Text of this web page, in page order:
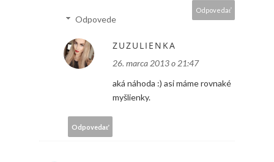
Odpovedať
Odpovede
ZUZULIENKA
26. marca 2013 o 21:47
aká náhoda :) asi máme rovnaké
myšlienky.
Odpovedať